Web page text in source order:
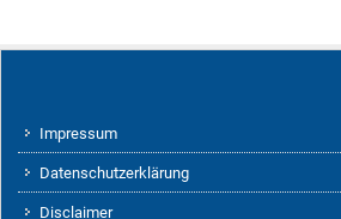
Impressum
Datenschutzerklärung
Disclaimer